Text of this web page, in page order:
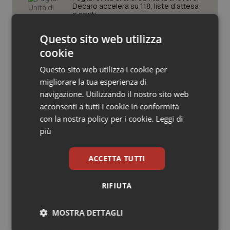
Oncologia & Nutrizione
Psoriasi & pelle
Quotidiano Cardiologia
Quotidiano Chirurgia
Quotidiano Oncologia
Quotidiano Pediatria
Rene & patologie urogenitali
Decaro accelera su 118, liste d’attesa
e conti
Farmaci. Puglia, dal 3 agosto alert
informatico per segnalare l’esistenza
Influenza. Dal 1° ottobre al via la
campagna vaccinale 2026/2027 in
Lombardia
Ultime analisi e review da QS Pro
Questo sito web utilizza
cookie
Questo sito web utilizza i cookie per
migliorare la tua esperienza di
navigazione. Utilizzando il nostro sito web
acconsenti a tutti i cookie in conformità
con la nostra policy per i cookie. Leggi di
più
ACCETTA TUTTI
RIFIUTA
MOSTRA DETTAGLI